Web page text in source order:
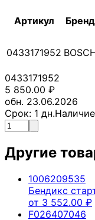
Артикул Бренд
0433171952
0433171952
5 850.00 ₽
обн. 23.06.2026
Срок: 1 дн.
Другие
1006209535
Бендикс
от 3 552.00 ₽
F026407046